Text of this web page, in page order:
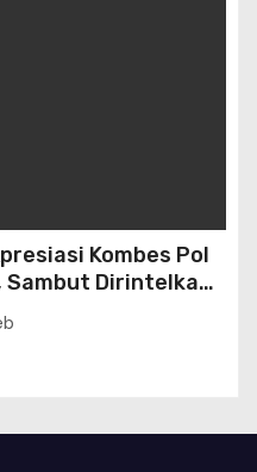
Kombes Pol
Sambut Dirintelkam